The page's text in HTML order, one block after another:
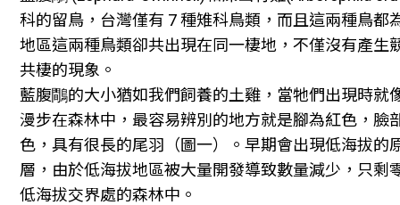
科的留鳥，台灣僅有 7 種雉科鳥類，而且這兩種鳥都
地區這兩種鳥類卻共出現在同一棲地，不僅沒有產生
共棲的現象。
藍腹鷼的大小猶如我們飼養的土雞，當牠們出現時就
漫步在森林中，最容易辨別的地方就是腳為紅色，臉
色，具有很長的尾羽（圖一）。早期會出現低海拔的
層，由於低海拔地區被大量開發導致數量減少，只剩
低海拔交界處的森林中。